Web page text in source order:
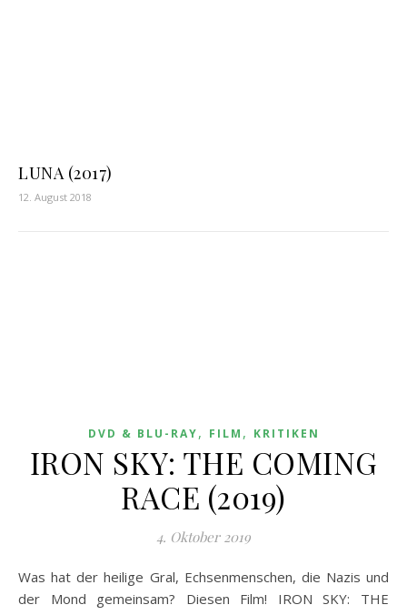
LUNA (2017)
12. August 2018
DVD & BLU-RAY, FILM , KRITIKEN
IRON SKY: THE COMING
RACE (2019)
4. Oktober 2019
Was hat der heilige Gral, Echsenmenschen, die Nazis und
der Mond gemeinsam? Diesen Film! IRON SKY: THE